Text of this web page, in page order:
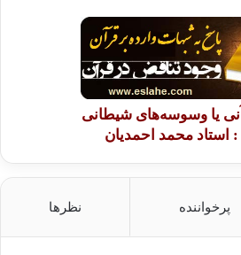
یا وسوسه‌های شیطانی
: استاد محمد احمدیان
پرخواننده نظرها